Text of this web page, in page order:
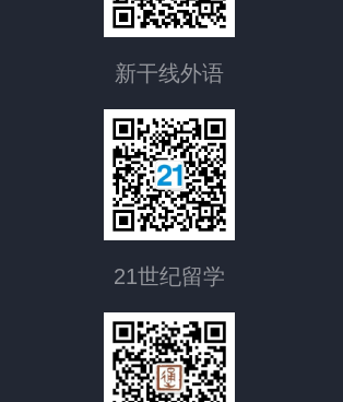
新干线外语
21世纪留学